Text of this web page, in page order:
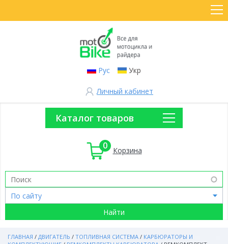
Рус Укр
Личный кабинет
Каталог товаров
0 Корзина
ГЛАВНАЯ / ДВИГАТЕЛЬ / ТОПЛИВНАЯ СИСТЕМА / КАРБЮРАТОРЫ И